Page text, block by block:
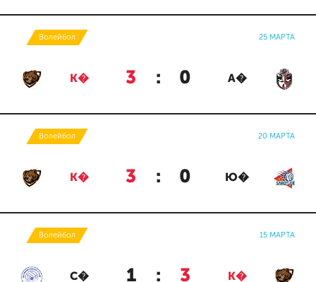
Волейбол 25 МАРТА
К� 3 : 0 А�
Волейбол 20 МАРТА
К� 3 : 0 Ю�
Волейбол 15 МАРТА
С� 1 : 3 К�